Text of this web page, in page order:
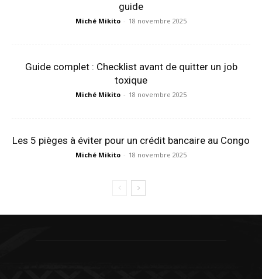
guide
Miché Mikito - 18 novembre 2025
Guide complet : Checklist avant de quitter un job
toxique
Miché Mikito - 18 novembre 2025
Les 5 pièges à éviter pour un crédit bancaire au Congo
Miché Mikito - 18 novembre 2025